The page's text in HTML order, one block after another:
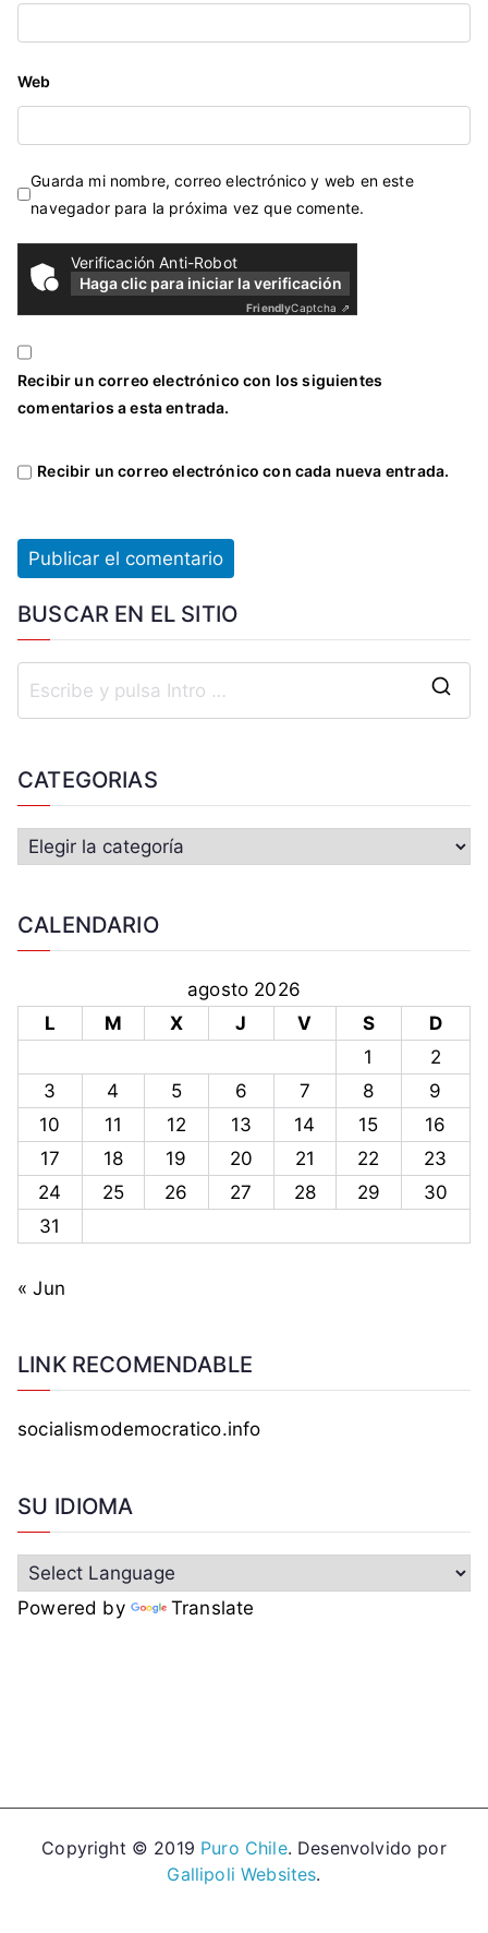
Web
Guarda mi nombre, correo electrónico y web en este
navegador para la próxima vez que comente.
Verificación Anti-Robot
Haga clic para iniciar la verificación
FriendlyCaptcha ⇗
Recibir un correo electrónico con los siguientes
comentarios a esta entrada.
Recibir un correo electrónico con cada nueva entrada.
BUSCAR EN EL SITIO
CATEGORIAS
CALENDARIO
agosto 2026
L
M X J V S
D
1
2
3
4 5 6 7 8
9
10
11 12 13 14 15
16
17
18 19 20 21 22
23
24
25 26 27 28 29
30
31
« Jun
LINK RECOMENDABLE
socialismodemocratico.info
SU IDIOMA
Powered by Translate
Copyright © 2019 Puro Chile. Desenvolvido por
Gallipoli Websites.